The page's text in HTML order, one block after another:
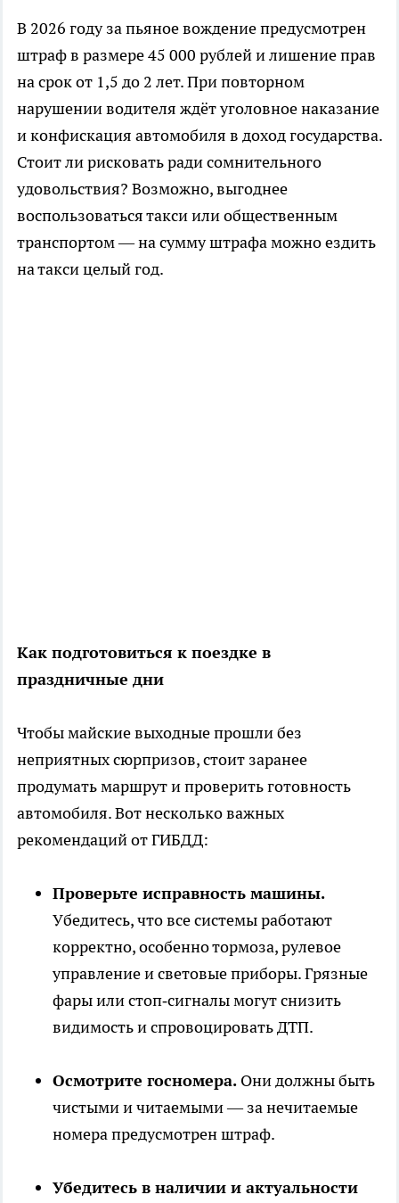
В 2026 году за пьяное вождение предусмотрен
штраф в размере 45 000 рублей и лишение прав
на срок от 1,5 до 2 лет. При повторном
нарушении водителя ждёт уголовное наказание
и конфискация автомобиля в доход государства.
Стоит ли рисковать ради сомнительного
удовольствия? Возможно, выгоднее
воспользоваться такси или общественным
транспортом — на сумму штрафа можно ездить
на такси целый год.
Как подготовиться к поездке в
праздничные дни
Чтобы майские выходные прошли без
неприятных сюрпризов, стоит заранее
продумать маршрут и проверить готовность
автомобиля. Вот несколько важных
рекомендаций от ГИБДД:
Проверьте исправность машины.
Убедитесь, что все системы работают
корректно, особенно тормоза, рулевое
управление и световые приборы. Грязные
фары или стоп‑сигналы могут снизить
видимость и спровоцировать ДТП.
Осмотрите госномера. Они должны быть
чистыми и читаемыми — за нечитаемые
номера предусмотрен штраф.
Убедитесь в наличии и актуальности